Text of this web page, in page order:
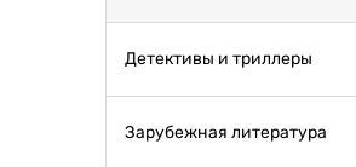
Детективы и триллеры
Зарубежная литература